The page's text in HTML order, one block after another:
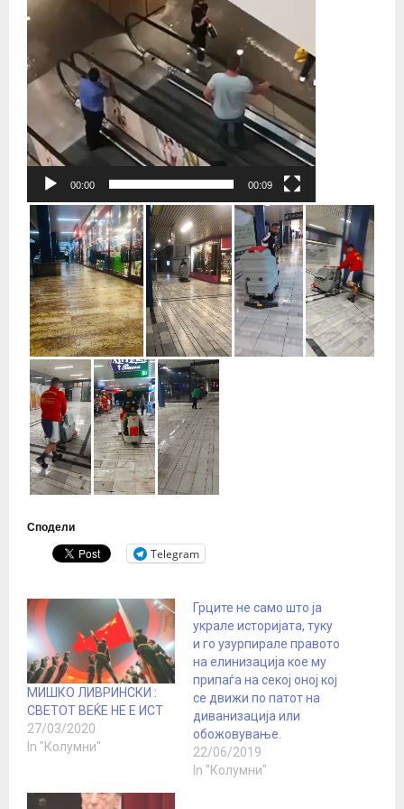
00:00 00:09
Сподели
Telegram
МИШКО ЛИВРИНСКИ :
СВЕТОТ ВЕЌЕ НЕ Е ИСТ
27/03/2020
In "Колумни"
Грците не само што ја
украле историјата, туку
и го узурпирале правото
на елинизација кое му
припаѓа на секој оној кој
се движи по патот на
диванизација или
обожовување.
22/06/2019
In "Колумни"